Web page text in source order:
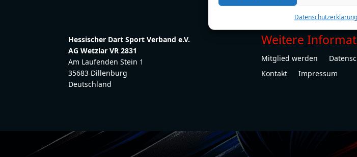
Datenschutzerklärung
Hessischer Dart Sport Verband e.V.
AG Wetzlar VR 2831
Am Laufenden Stein 1
35683 Dillenburg
Deutschland
Weitere
Mitglied werden
Kontakt
Impressum